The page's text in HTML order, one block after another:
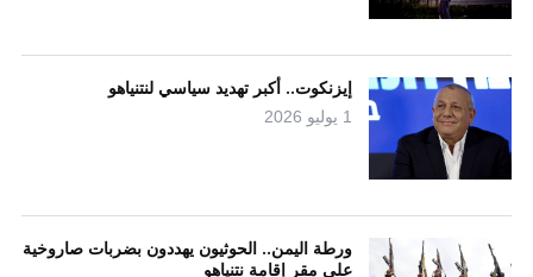
إيزنكوت.. أكبر تهديد سياسي لنتنياهو
1 يوليو 2026
ورطة اليمن.. الحوثيون يهددون بضربات صاروخية
على مقر إقامة نتنياهو